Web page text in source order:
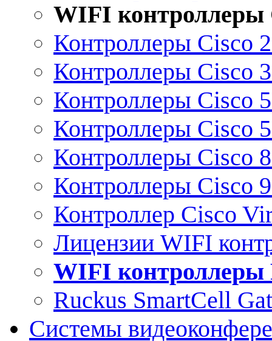
WIFI контроллеры
Контроллеры Cisco
Контроллеры Cisco
Контроллеры Cisco
Контроллеры Cisco
Контроллеры Cisco
Контроллеры Cisco
Контроллер Cisco
Лицензии WIFI
WIFI контроллеры
Ruckus SmartCell
Системы